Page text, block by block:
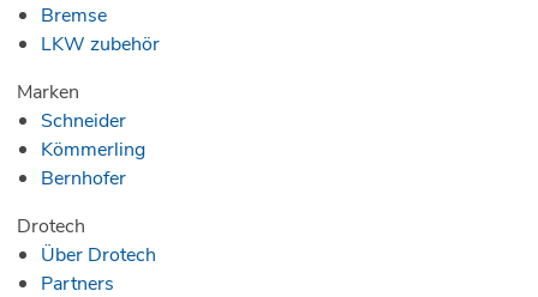
Bremse
LKW zubehör
Marken
Schneider
Kömmerling
Bernhofer
Drotech
Über Drotech
Partners